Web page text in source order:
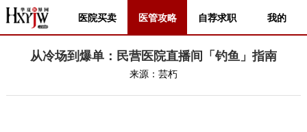
医院买卖 医管攻略 自荐求职 我的
从冷场到爆单：民营医院直播间「钓鱼」指南
来源： 芸朽